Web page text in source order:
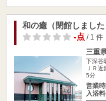
和の癒（閉館しました
-点 / 1 件
三重
下深谷
ＪＲ
5分
営業
入浴